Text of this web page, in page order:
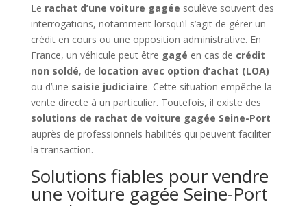
Le rachat d’une voiture gagée soulève souvent des
interrogations, notamment lorsqu’il s’agit de gérer un
crédit en cours ou une opposition administrative. En
France, un véhicule peut être gagé en cas de crédit
non soldé, de location avec option d’achat (LOA)
ou d’une saisie judiciaire. Cette situation empêche la
vente directe à un particulier. Toutefois, il existe des
solutions de rachat de voiture gagée Seine-Port
auprès de professionnels habilités qui peuvent faciliter
la transaction.
Solutions fiables pour vendre
une voiture gagée Seine-Port